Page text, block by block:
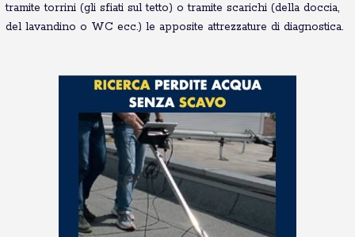
tramite torrini (gli sfiati sul tetto) o tramite scarichi (della doccia,
del lavandino o WC ecc.) le apposite attrezzature di diagnostica.